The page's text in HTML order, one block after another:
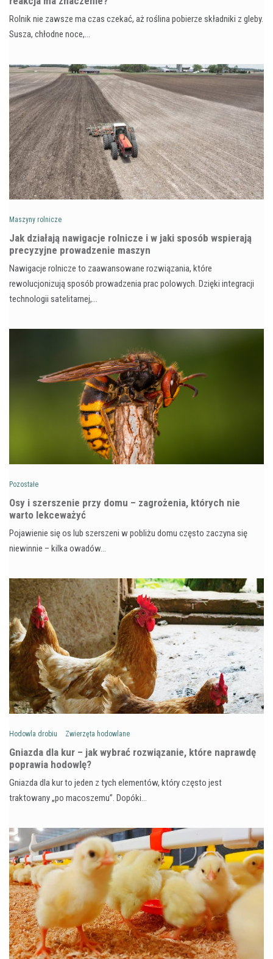
Rolnik nie zawsze ma czas czekać, aż roślina pobierze składniki z gleby.
Susza, chłodne noce,…
Maszyny rolnicze
Jak działają nawigacje rolnicze i w jaki sposób wspierają
precyzyjne prowadzenie maszyn
Nawigacje rolnicze to zaawansowane rozwiązania, które
rewolucjonizują sposób prowadzenia prac polowych. Dzięki integracji
technologii satelitarnej,…
Pozostałe
Osy i szerszenie przy domu – zagrożenia, których nie
warto lekceważyć
Pojawienie się os lub szerszeni w pobliżu domu często zaczyna się
niewinnie – kilka owadów…
Hodowla drobiu Zwierzęta hodowlane
Gniazda dla kur – jak wybrać rozwiązanie, które naprawdę
poprawia hodowlę?
Gniazda dla kur to jeden z tych elementów, który często jest
traktowany „po macoszemu”. Dopóki…